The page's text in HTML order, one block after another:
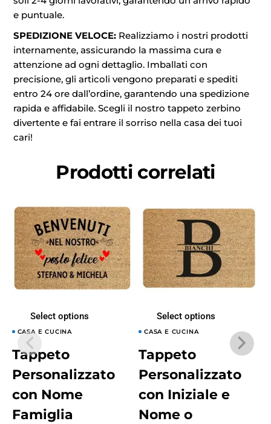
e puntuale.
SPEDIZIONE VELOCE: Realizziamo i nostri prodotti
internamente, assicurando la massima cura e
attenzione ad ogni dettaglio. Imballati con
precisione, gli articoli vengono preparati e spediti
entro 24 ore dall’ordine, garantendo una spedizione
rapida e affidabile. Scegli il nostro tappeto zerbino
divertente e fai entrare il sorriso nella casa dei tuoi
cari!
Prodotti correlati
Select options
CASA E CUCINA
Tappeto
Personalizzato
con Nome
Famiglia
Select options
CASA E CUCINA
Tappeto
Personalizzato
con Iniziale e
Nome o